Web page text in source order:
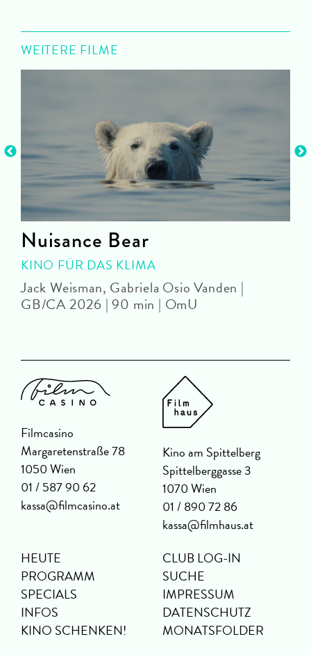
WEITERE FILME
Nuisance Bear
KINO FÜR DAS KLIMA
Jack Weisman, Gabriela Osio Vanden |
GB/CA 2026 | 90 min | OmU
Filmcasino
Margaretenstraße 78
1050 Wien
01 / 587 90 62
kassa@filmcasino.at
Kino am Spittelberg
Spittelberggasse 3
1070 Wien
01 / 890 72 86
kassa@filmhaus.at
HEUTE
PROGRAMM
SPECIALS
INFOS
KINO SCHENKEN!
CLUB LOG-IN
SUCHE
IMPRESSUM
DATENSCHUTZ
MONATSFOLDER